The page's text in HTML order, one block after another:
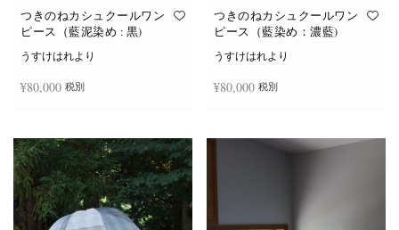
つきのねカシュクールワン
ピース（藍泥染め : 黒)
うすけはれより
¥80,000 税別
つきのねカシュクールワン
ピース（藍染め：濃藍)
うすけはれより
¥80,000 税別